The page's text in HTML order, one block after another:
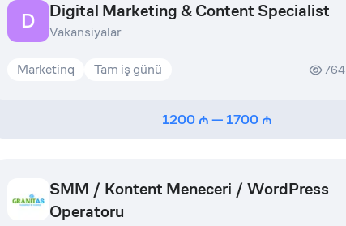
D Digital Marketing & Content Specialist
Vakansiyalar
Marketinq Tam iş günü 764
1200 —1700
SMM / Kontent Meneceri / WordPress
Operatoru